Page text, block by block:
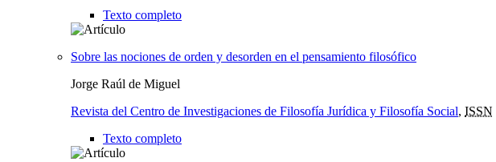
Texto completo
Sobre las nociones de orden y desorden en el pensamiento filosófico
Jorge Raúl de Miguel
Revista del Centro de Investigaciones de Filosofía Jurídica y Filosofía Social, ISSN
Texto completo